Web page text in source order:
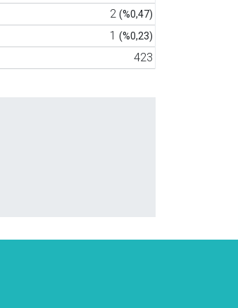
2 (%0,47)
1 (%0,23)
423